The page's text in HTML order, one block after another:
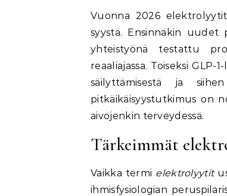
Vuonna 2026
syystä. Ensinnäkin
yhteistyönä testattu
reaaliajassa. Toiseksi
säilyttämisestä ja
pitkäikäisyystutkimus on
aivojenkin terveydessä.
Tärkeimmät
Vaikka termi elektrolyytit
ihmisfysiologian